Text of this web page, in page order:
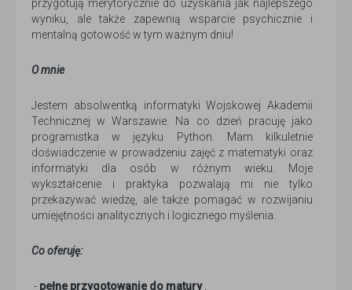
przygotują merytorycznie do uzyskania jak najlepszego
wyniku, ale także zapewnią wsparcie psychicznie i
mentalną gotowość w tym ważnym dniu!
O mnie
Jestem absolwentką informatyki Wojskowej Akademii
Technicznej w Warszawie. Na co dzień pracuję jako
programistka w języku Python. Mam kilkuletnie
doświadczenie w prowadzeniu zajęć z matematyki oraz
informatyki dla osób w różnym wieku. Moje
wykształcenie i praktyka pozwalają mi nie tylko
przekazywać wiedzę, ale także pomagać w rozwijaniu
umiejętności analitycznych i logicznego myślenia.
Co oferuję:
- pełne przygotowanie do matury,